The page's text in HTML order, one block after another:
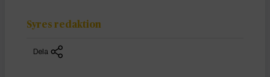
Syres redaktion
Dela